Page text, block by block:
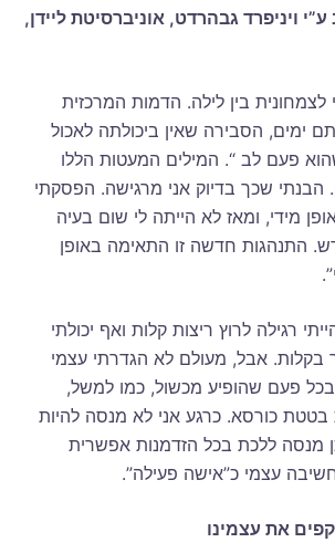
גבהרדט, אוניברסיטת ליידן,
לצמחונית בין לילה. הדמות המרכזית
ימים, הסבירה שאין ביכולתה לאכול
פעם לב “. המילים המעטות הללו
הבנתי שכך בדיוק אני מרגישה. הפסקתי
מידי, ומאז לא הייתה לי שום בעיה
התנהגות חדשה זו התאימה באופן
רגילה לרוץ ריצות קלות ואף יכולתי
בקלות. אבל, מעולם לא הגדרתי עצמי
פעם שהופיע מכשול, כמו למשל,
בטטת כורסא. כרגע אני לא מנסה להיות
מנסה ללכת בכל הזדמנות אפשרית
עצמי כ”אישה פעילה”.
את עצמינו